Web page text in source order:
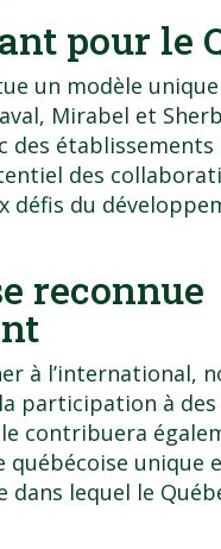
pour le
un modèle
Mirabel et
établissements
des
défis du
reconnue
à l’international,
participation à
contribuera
québécoise unique
lequel le